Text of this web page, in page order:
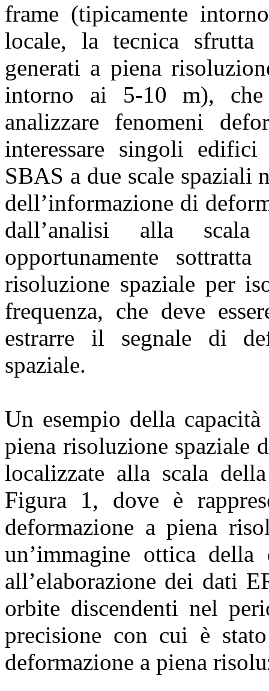
frame (tipicamente
locale, la tecnica sfrutta
generati a piena
intorno ai 5-10 m), che
analizzare fenomeni
interessare singoli
SBAS a due scale spaziali
dell’informazione di
dall’analisi alla
opportunamente
risoluzione spaziale per
frequenza, che deve
estrarre il segnale di
spaziale.
Un esempio della
piena risoluzione spaziale
localizzate alla scala
Figura 1, dove è
deformazione a piena
un’immagine ottica
all’elaborazione dei dati
orbite discendenti nel
precisione con cui è
deformazione a piena